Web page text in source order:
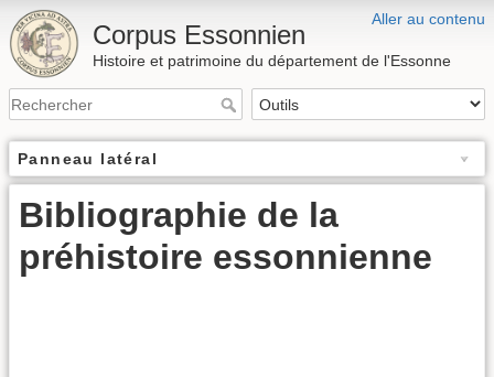
Aller au contenu
Corpus Essonnien
Histoire et patrimoine du département de l'Essonne
Panneau latéral
Bibliographie de la
préhistoire essonnienne